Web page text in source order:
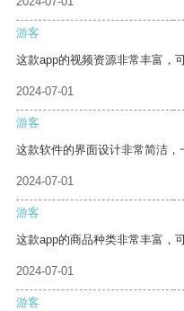
游客
这款app的视频资源非常丰富，
2024-07-01
游客
这款软件的界面设计非常简洁，
2024-07-01
游客
这款app的商品种类非常丰富，
2024-07-01
游客